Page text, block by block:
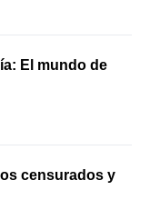
El mundo de
censurados y